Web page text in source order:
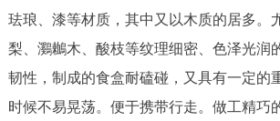
珐琅、漆等材质，其中又以木质的居多。
梨、鸂鶒木、酸枝等纹理细密、色泽光润
韧性，制成的食盒耐磕碰，又具有一定的
时候不易晃荡。便于携带行走。做工精巧